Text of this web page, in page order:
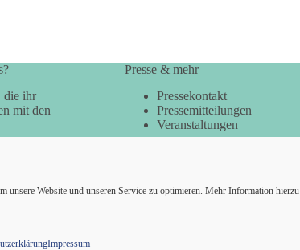
unsere Website und unseren Service zu optimieren. Mehr Information hierzu
Impressum
die ihr
mit den
die
Volk
Presse & mehr
Pressekontakt
Pressemitteilungen
Veranstaltungen